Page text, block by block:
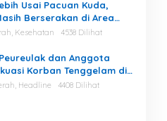
Usai Pacuan Kuda,
Berserakan di Area
Kesehatan 4538 Dilihat
dan Anggota
Korban Tenggelam di
Bugak
Headline 4408 Dilihat